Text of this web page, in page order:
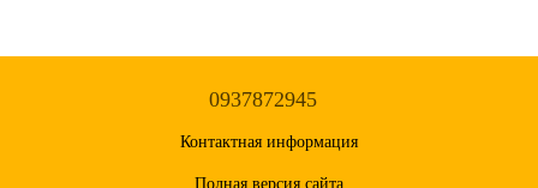
0937872945
Контактная информация
Полная версия сайта